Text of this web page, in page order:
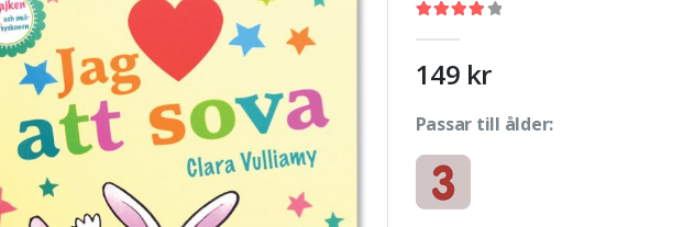
149 kr
Passar till ålder: